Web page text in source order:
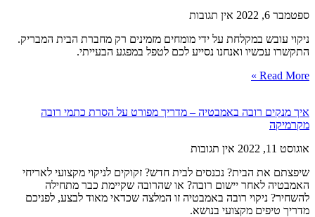
ספטמבר 6, 2022
אין תגובות
ניקוי עובש במקלחת על ידי מומחים מזמינים רק מחברת הבית המבריק.
התקשרו עכשיו ואנחנו נסייע לכם לטפל במפגע הבעייתי.
Read More »
איך מנקים רובה באמבטיה – מדריך מפורט על הסרת כתמי רובה
מקרמיקה
אוגוסט 11, 2022
אין תגובות
שיפצתם את הבית? נכנסים לבית חדש? זקוקים לניקוי מקצועי לאריחי
האמבטיה לאחר יישום רובה? או שהרובה שקיימת כבר מתחילה
להשחיר? ניקוי רובה באמבטיה זו המלצה שכדאי מאוד לבצע, לפניכם
מדריך טיפים מקצועי בנושא.